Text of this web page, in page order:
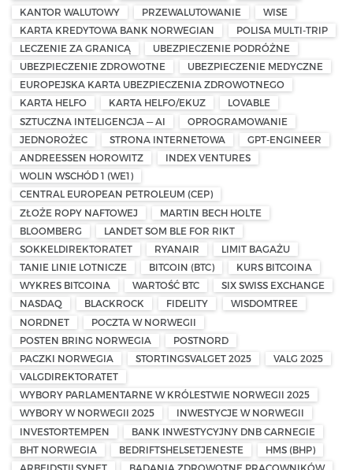
KANTOR WALUTOWY
PRZEWALUTOWANIE
WISE
KARTA KREDYTOWA BANK NORWEGIAN
POLISA MULTI-TRIP
LECZENIE ZA GRANICĄ
UBEZPIECZENIE PODRÓŻNE
UBEZPIECZENIE ZDROWOTNE
UBEZPIECZENIE MEDYCZNE
EUROPEJSKA KARTA UBEZPIECZENIA ZDROWOTNEGO
KARTA HELFO
KARTA HELFO/EKUZ
LOVABLE
SZTUCZNA INTELIGENCJA — AI
OPROGRAMOWANIE
JEDNOROŻEC
STRONA INTERNETOWA
GPT-ENGINEER
ANDREESSEN HOROWITZ
INDEX VENTURES
WOLIN WSCHÓD 1 (WE1)
CENTRAL EUROPEAN PETROLEUM (CEP)
ZŁOŻE ROPY NAFTOWEJ
MARTIN BECH HOLTE
BLOOMBERG
LANDET SOM BLE FOR RIKT
SOKKELDIREKTORATET
RYANAIR
LIMIT BAGAŻU
TANIE LINIE LOTNICZE
BITCOIN (BTC)
KURS BITCOINA
WYKRES BITCOINA
WARTOŚĆ BTC
SIX SWISS EXCHANGE
NASDAQ
BLACKROCK FIDELITY
WISDOMTREE
NORDNET
POCZTA W NORWEGII
POSTEN BRING NORWEGIA
POSTNORD
PACZKI NORWEGIA
STORTINGSVALGET 2025
VALG 2025
VALGDIREKTORATET
WYBORY PARLAMENTARNE W KRÓLESTWIE NORWEGII 2025
WYBORY W NORWEGII 2025
INWESTYCJE W NORWEGII
INVESTORTEMPEN
BANK INWESTYCYJNY DNB CARNEGIE
BHT NORWEGIA
BEDRIFTSHELSETJENESTE
HMS (BHP)
ARBEIDSTILSYNET
BADANIA ZDROWOTNE PRACOWNIKÓW